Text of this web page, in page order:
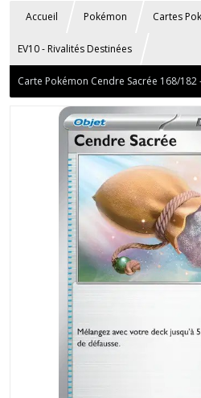
Accueil Pokémon Cartes
EV10 - Rivalités Destinées
Carte Pokémon Cendre Sacrée 168/182